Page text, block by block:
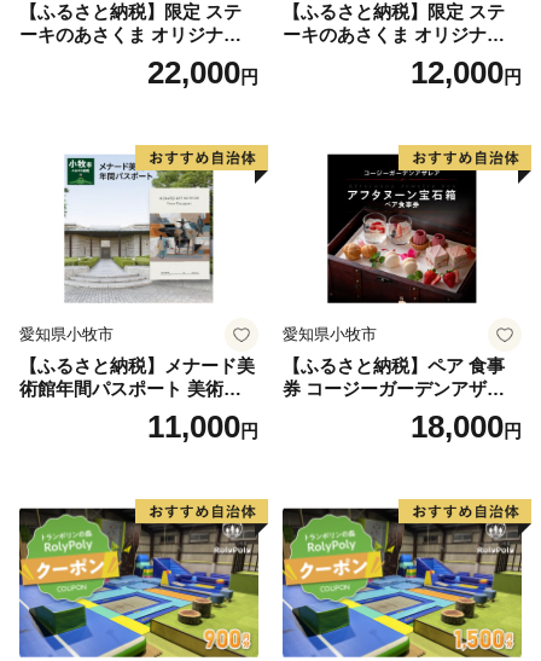
【ふるさと納税】限定 ステ
ーキのあさくま オリジナル
お食事券 6000円 お好きなメ
ニュー 好きなだけ コーンス
県 小牧店 小牧市 チケット 送
料無料
22,000円
【ふるさと納税】限定 ステ
ーキのあさくま オリジナル
お食事券 3000円 お好きなメ
ニュー 好きなだけ コーンス
県 小牧店 小牧市 チケット 送
12,000円
愛知県小牧市
【ふるさと納税】メナード美
術館年間パスポート 美術館
11,000円
愛知県小牧市
【ふるさと納税】ペア 食事
券 コージーガーデンアザレ
ア アフタヌーン宝石箱 ホテ
ル特製 デザート 6種類 サン
ティー チケット 券 2名様分
お祝 誕生日 記念日 名鉄小牧
ホテル 愛知県 小牧市 送料無
料
18,000円